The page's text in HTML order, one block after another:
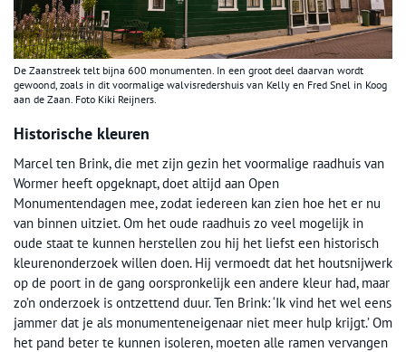
De Zaanstreek telt bijna 600 monumenten. In een groot deel daarvan wordt
gewoond, zoals in dit voormalige walvisredershuis van Kelly en Fred Snel in Koog
aan de Zaan. Foto Kiki Reijners.
Historische kleuren
Marcel ten Brink, die met zijn gezin het voormalige raadhuis van
Wormer heeft opgeknapt, doet altijd aan Open
Monumentendagen mee, zodat iedereen kan zien hoe het er nu
van binnen uitziet. Om het oude raadhuis zo veel mogelijk in
oude staat te kunnen herstellen zou hij het liefst een historisch
kleurenonderzoek willen doen. Hij vermoedt dat het houtsnijwerk
op de poort in de gang oorspronkelijk een andere kleur had, maar
zo’n onderzoek is ontzettend duur. Ten Brink: ‘Ik vind het wel eens
jammer dat je als monumenteneigenaar niet meer hulp krijgt.’ Om
het pand beter te kunnen isoleren, moeten alle ramen vervangen